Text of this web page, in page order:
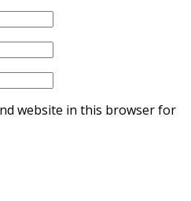
website in this browser for